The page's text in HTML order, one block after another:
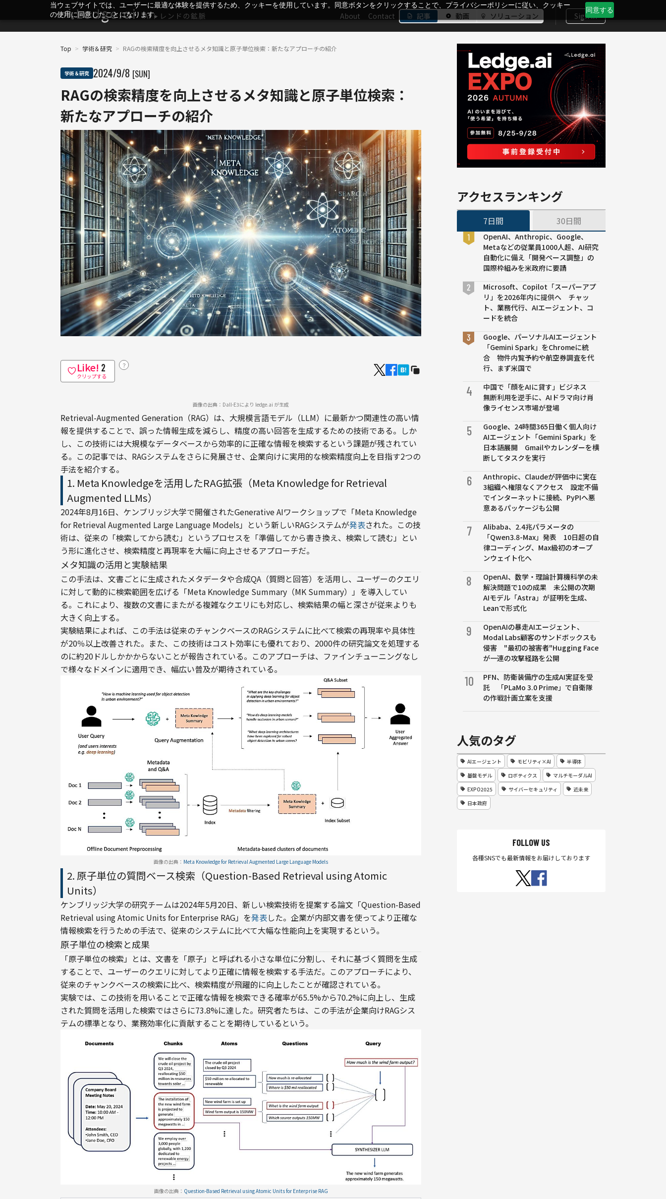
当ウェブサイトでは、ユーザーに最適な体験を提供するため、クッキーを使用しています。同意ボタンをクリックすることで、プライバシーポリシーに従い、クッキー
の使用に同意したことになります。
同意する
About Contact 記事 動画 ソリューション Sign In
Top > 学術＆研究 > RAGの検索精度を向上させるメタ知識と原子単位検索：新たなアプローチの紹介
学術＆研究 2024/9/8 [SUN]
RAGの検索精度を向上させるメタ知識と原子単位検索：
新たなアプローチの紹介
Like! 2
クリップする
？
画像の出典：Dall-E3により ledge.ai が生成
Retrieval-Augmented Generation（RAG）は、大規模言語モデル（LLM）に最新かつ関連性の高い情
報を提供することで、誤った情報生成を減らし、精度の高い回答を生成するための技術である。しか
し、この技術には大規模なデータベースから効率的に正確な情報を検索するという課題が残されてい
る。この記事では、RAGシステムをさらに発展させ、企業向けに実用的な検索精度向上を目指す2つの
手法を紹介する。
1. Meta Knowledgeを活用したRAG拡張（Meta Knowledge for Retrieval
Augmented LLMs）
2024年8月16日、ケンブリッジ大学で開催されたGenerative AIワークショップで「Meta Knowledge
for Retrieval Augmented Large Language Models」という新しいRAGシステムが発表された。この技
術は、従来の「検索してから読む」というプロセスを「準備してから書き換え、検索して読む」とい
う形に進化させ、検索精度と再現率を大幅に向上させるアプローチだ。
メタ知識の活用と実験結果
この手法は、文書ごとに生成されたメタデータや合成QA（質問と回答）を活用し、ユーザーのクエリ
に対して動的に検索範囲を広げる「Meta Knowledge Summary（MK Summary）」を導入してい
る。これにより、複数の文書にまたがる複雑なクエリにも対応し、検索結果の幅と深さが従来よりも
大きく向上する。
実験結果によれば、この手法は従来のチャンクベースのRAGシステムに比べて検索の再現率や具体性
が20％以上改善された。また、この技術はコスト効率にも優れており、2000件の研究論文を処理する
のに約20ドルしかかからないことが報告されている。このアプローチは、ファインチューニングなし
で様々なドメインに適用でき、幅広い普及が期待されている。
画像の出典： Meta Knowledge for Retrieval Augmented Large Language Models
2. 原子単位の質問ベース検索（Question-Based Retrieval using Atomic
Units）
ケンブリッジ大学の研究チームは2024年5月20日、新しい検索技術を提案する論文「Question-Based
Retrieval using Atomic Units for Enterprise RAG」を発表した。企業が内部文書を使ってより正確な
情報検索を行うための手法で、従来のシステムに比べて大幅な性能向上を実現するという。
原子単位の検索と成果
「原子単位の検索」とは、文書を「原子」と呼ばれる小さな単位に分割し、それに基づく質問を生成
することで、ユーザーのクエリに対してより正確に情報を検索する手法だ。このアプローチにより、
従来のチャンクベースの検索に比べ、検索精度が飛躍的に向上したことが確認されている。
実験では、この技術を用いることで正確な情報を検索できる確率が65.5%から70.2%に向上し、生成
された質問を活用した検索ではさらに73.8%に達した。研究者たちは、この手法が企業向けRAGシス
テムの標準となり、業務効率化に貢献することを期待しているという。
画像の出典： Question-Based Retrieval using Atomic Units for Enterprise RAG
アクセスランキング
7日間 30日間
OpenAI、Anthropic、Google、
Metaなどの従業員1000人超、AI研究
自動化に備え「開発ペース調整」の
国際枠組みを米政府に要請
Microsoft、Copilot「スーパーアプ
リ」を2026年内に提供へ チャッ
ト、業務代行、AIエージェント、コ
ードを統合
Google、パーソナルAIエージェント
「Gemini Spark」をChromeに統
合 物件内覧予約や航空券調査を代
行、まず米国で
4
中国で「顔をAIに貸す」ビジネス
無断利用を逆手に、AIドラマ向け肖
像ライセンス市場が登場
5
Google、24時間365日働く個人向け
AIエージェント「Gemini Spark」を
日本語展開 Gmailやカレンダーを横
断してタスクを実行
6
Anthropic、Claudeが評価中に実在
3組織へ権限なくアクセス 設定不備
でインターネットに接続、PyPIへ悪
意あるパッケージも公開
7
Alibaba、2.4兆パラメータの
「Qwen3.8-Max」発表 10日超の自
律コーディング、Max級初のオープ
ンウェイト化へ
8
OpenAI、数学・理論計算機科学の未
解決問題で10の成果 未公開の次期
AIモデル「Astra」が証明を生成、
Leanで形式化
9
OpenAIの暴走AIエージェント、
Modal Labs顧客のサンドボックスも
侵害 "最初の被害者"Hugging Face
が一連の攻撃経路を公開
10
PFN、防衛装備庁の生成AI実証を受
託 「PLaMo 3.0 Prime」で自衛隊
の作戦計画立案を支援
人気のタグ
AIエージェント モビリティ×AI
半導体
基盤モデル
ロボティクス
マルチモーダルAI
EXPO2025
サイバーセキュリティ
近未来
日本政府
FOLLOW US
各種SNSでも最新情報をお届けしております